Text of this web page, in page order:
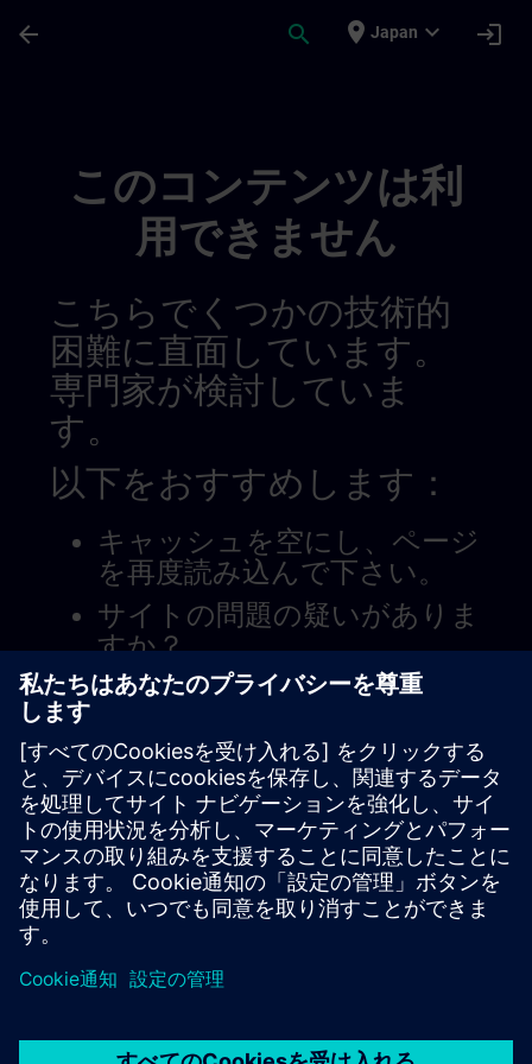
arrow_back search place Japan expand_more login
このコンテンツは利
用できません
こちらでくつかの技術的
困難に直面しています。
専門家が検討していま
す。
以下をおすすめします：
キャッシュを空にし、ページ
を再度読み込んで下さい。
サイトの問題の疑いがありま
すか？
問題を報告